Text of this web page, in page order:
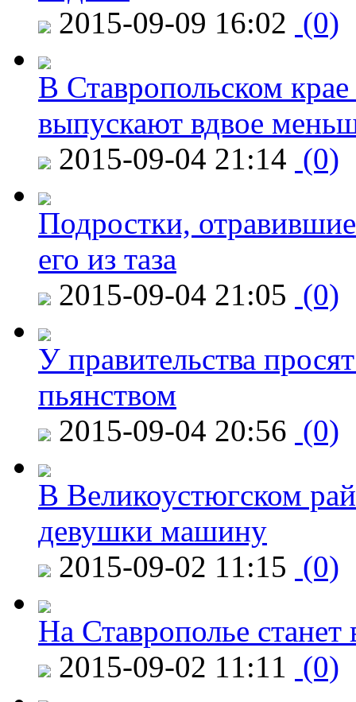
2015-09-09 16:02 (0)
В Ставропольском
выпускают вдвое
2015-09-04 21:14 (0)
Подростки,
его из таза
2015-09-04 21:05 (0)
У правительства
пьянством
2015-09-04 20:56 (0)
В Великоустюгском
девушки машину
2015-09-02 11:15 (0)
На Ставрополье
2015-09-02 11:11 (0)